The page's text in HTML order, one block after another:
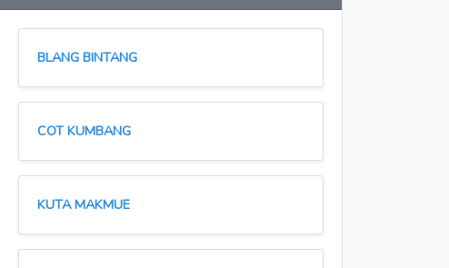
BLANG BINTANG
COT KUMBANG
KUTA MAKMUE